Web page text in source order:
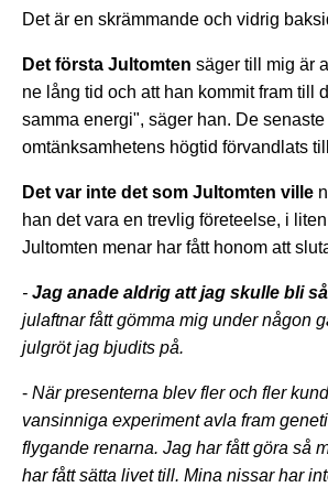
Det är en skrämmande och vidrig
Det första Jultomten säger till mig är
ne lång tid och att han kommit fram till
samma energi", säger han. De
omtänksamhetens högtid förvandlats
Det var inte det som Jultomten ville
han det vara en trevlig företeelse, i
Jultomten menar har fått honom att
- Jag anade aldrig att jag skulle bli
julaftnar fått gömma mig under någon
julgröt jag bjudits på.
- När presenterna blev fler och fler
vansinniga experiment avla fram
flygande renarna. Jag har fått göra så
har fått sätta livet till. Mina nissar har